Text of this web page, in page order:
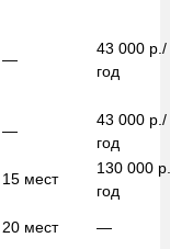
—
43 000 р./
год
—
43 000 р./
год
15 мест
130 000
год
20 мест —